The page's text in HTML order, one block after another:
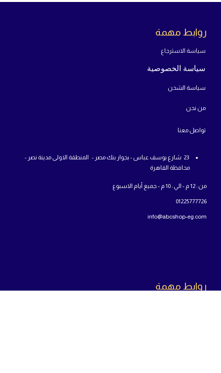
روابط مهمة
سياسة الاسترجاع
سياسة الخصوصية
سياسة الشحن
من نحن
تواص ل معنا
23 شارع يوسف عباس - بجوار بنك مصر - المنطقة الاولى مدينة نصر -
محافظة القاهرة
من : 12 م - الي : 10 م - جميع أيام الاسبوع
01225777726
info@abcshop-eg.com
روابط مهمة